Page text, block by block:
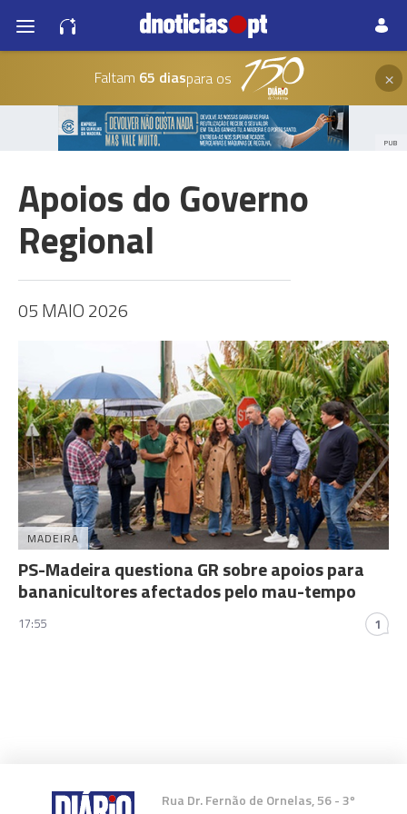
Faltam 65 diaspara os ×
PUB
Apoios do Governo
Regional
05 MAIO 2026
MADEIRA
PS-Madeira questiona GR sobre apoios para
bananicultores afectados pelo mau-tempo
17:55 1
Rua Dr. Fernão de Ornelas, 56 - 3º